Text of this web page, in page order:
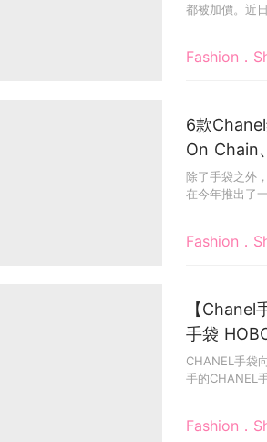
Fashion．
都被加價。近
Fashion．
6款
On Chain
除了手袋之外
在今年推出了
Fashion．
【
手袋
過！
CHANEL手袋
手的CHANEL